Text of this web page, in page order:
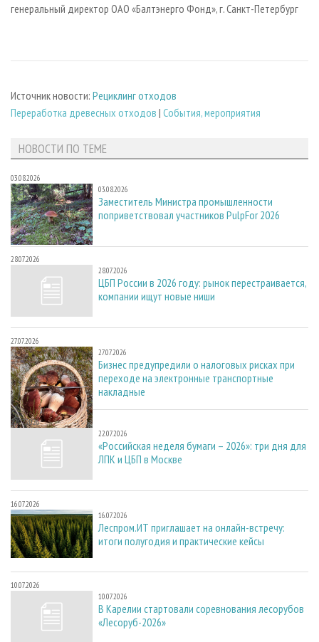
генеральный директор ОАО «Балтэнерго Фонд», г. Санкт-Петербург
Источник новости: Рециклинг отходов
Переработка древесных отходов | События, мероприятия
НОВОСТИ ПО ТЕМЕ
03.08.2026
03.08.2026
Заместитель Министра промышленности
поприветствовал участников PulpFor 2026
28.07.2026
28.07.2026
ЦБП России в 2026 году: рынок перестраивается,
компании ищут новые ниши
27.07.2026
27.07.2026
Бизнес предупредили о налоговых рисках при
переходе на электронные транспортные
накладные
22.07.2026
22.07.2026
«Российская неделя бумаги – 2026»: три дня для
ЛПК и ЦБП в Москве
16.07.2026
16.07.2026
Леспром.ИТ приглашает на онлайн-встречу:
итоги полугодия и практические кейсы
10.07.2026
10.07.2026
В Карелии стартовали соревнования лесорубов
«Лесоруб-2026»